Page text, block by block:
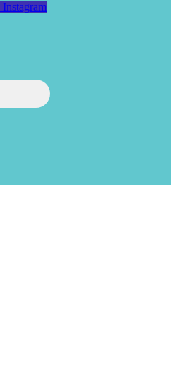
Instagram